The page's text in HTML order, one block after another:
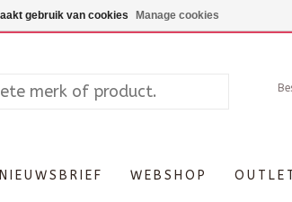
Maandag enkel op afspraak,
WEBSHOP
gebruik van cookies Manage cookies